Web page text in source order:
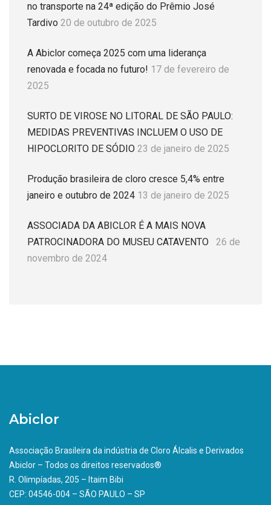
no transporte na 24ª edição do Prêmio José
Tardivo 20 de outubro de 2025
A Abiclor começa 2025 com uma liderança
renovada e focada no futuro! 17 de fevereiro de
2025
SURTO DE VIROSE NO LITORAL DE SÃO PAULO:
MEDIDAS PREVENTIVAS INCLUEM O USO DE
HIPOCLORITO DE SÓDIO 23 de janeiro de 2025
Produção brasileira de cloro cresce 5,4% entre
janeiro e outubro de 2024 13 de janeiro de 2025
ASSOCIADA DA ABICLOR É A MAIS NOVA
PATROCINADORA DO MUSEU CATAVENTO
26 de
novembro de 2024
Abiclor
Associação Brasileira da indústria de Cloro Álcalis e Derivados
Abiclor – Todos os direitos reservados®
R. Olimpíadas, 205 – Itaim Bibi
CEP: 04546-004 – SÃO PAULO – SP